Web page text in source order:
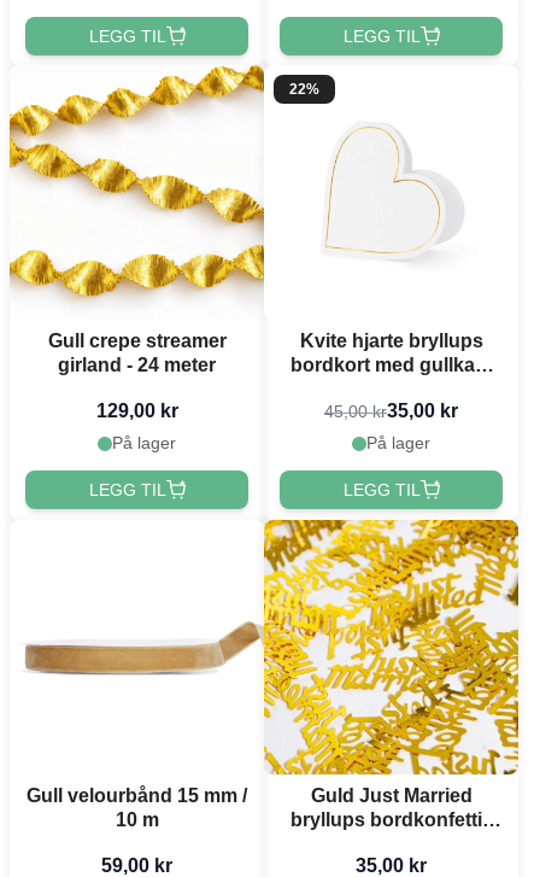
LEGG TIL LEGG TIL
Gull crepe streamer
girland - 24 meter
129,00 kr
På lager
LEGG TIL
22%
Kvite hjarte bryllups
bordkort med gullkant
45,00 kr35,00 kr
På lager
LEGG TIL
Gull velourbånd 15 mm /
10 m
59,00 kr
Guld Just Married
bryllups bordkonfetti -
35,00 kr